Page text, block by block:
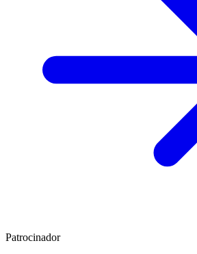
Patrocinador